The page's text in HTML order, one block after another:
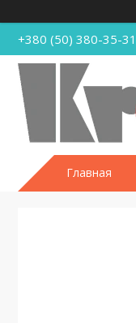
+380 (50) 380-35-31
Главная